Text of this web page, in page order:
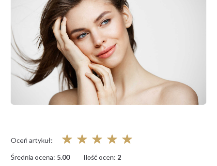
Oceń artykuł: ☆ ☆ ☆ ☆ ☆
Średnia ocena: 5.00 Ilość ocen: 2